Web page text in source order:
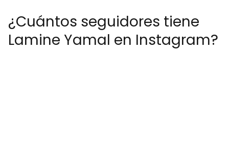
¿Cuántos seguidores tiene
Lamine Yamal en Instagram?